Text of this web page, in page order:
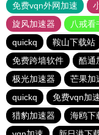
免费vqn外网加速
旋风加速器
八戒看
quickq
鞍山下载站
免费跨墙软件
酷通
极光加速器
芒果加
quickq
免费vqn加
猎豹加速器
海鸥下